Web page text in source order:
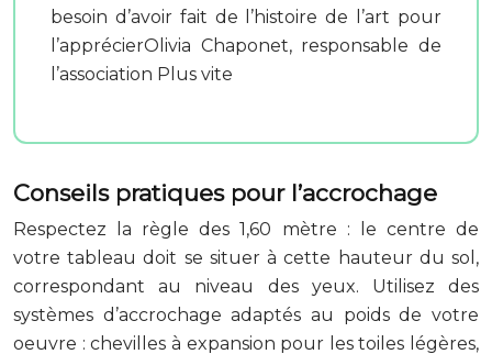
besoin d’avoir fait de l’histoire de l’art pour
l’apprécierOlivia Chaponet, responsable de
l’association Plus vite
Conseils pratiques pour l’accrochage
Respectez la règle des 1,60 mètre : le centre de
votre tableau doit se situer à cette hauteur du sol,
correspondant au niveau des yeux. Utilisez des
systèmes d’accrochage adaptés au poids de votre
oeuvre : chevilles à expansion pour les toiles légères,